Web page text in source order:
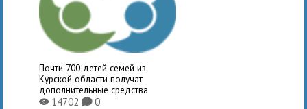
Почти 700 детей семей из
Курской области получат
дополнительные средства
X14702K0